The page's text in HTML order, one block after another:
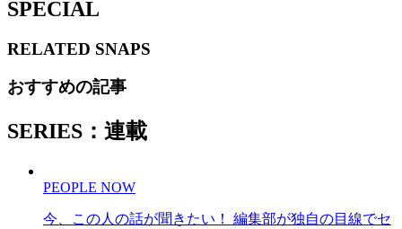
SPECIAL
RELATED SNAPS
おすすめの記事
SERIES：連載
PEOPLE NOW
今、この人の話が聞きたい！ 編集部が独自の目線でセ